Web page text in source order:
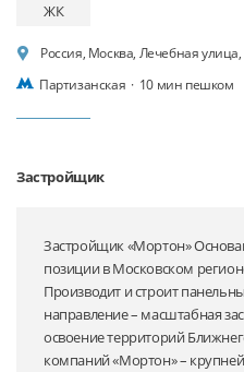
ЖК
Россия, Москва, Лечебная улица,
Партизанская · 10 мин пешком
Застройщик
Застройщик «Мортон»
позиции в Московском
Производит и строит
направление – масштабная
освоение территорий
компаний «Мортон» –